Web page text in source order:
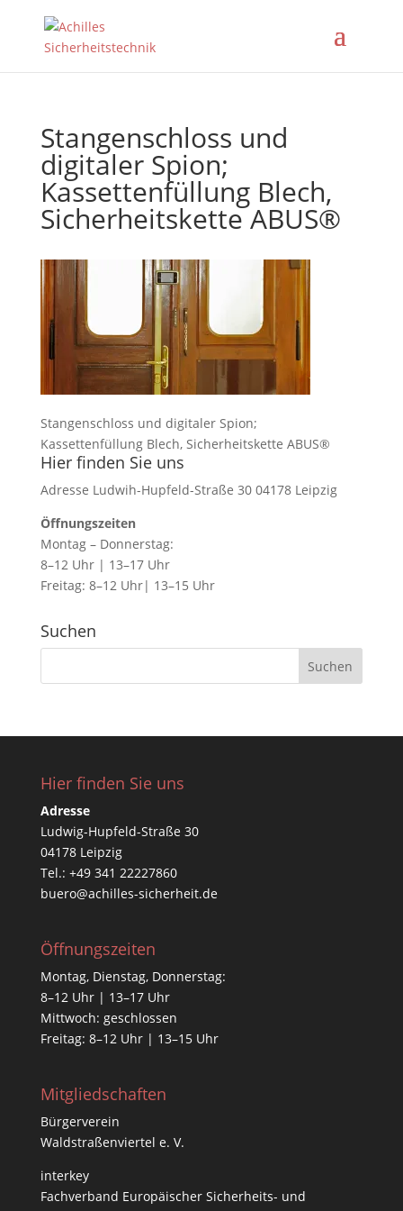
Stangenschloss und
digitaler Spion;
Kassettenfüllung Blech,
Sicherheitskette ABUS®
Stangenschloss und digitaler Spion;
Kassettenfüllung Blech, Sicherheitskette ABUS®
Hier finden Sie uns
Adresse Ludwih-Hupfeld-Straße 30 04178 Leipzig
Öffnungszeiten
Montag – Donnerstag:
8–12 Uhr | 13–17 Uhr
Freitag: 8–12 Uhr| 13–15 Uhr
Suchen
Hier finden Sie uns
Adresse
Ludwig-Hupfeld-Straße 30
04178 Leipzig
Tel.: +49 341 22227860
buero@achilles-sicherheit.de
Öffnungszeiten
Montag, Dienstag, Donnerstag:
8–12 Uhr | 13–17 Uhr
Mittwoch: geschlossen
Freitag: 8–12 Uhr | 13–15 Uhr
Mitgliedschaften
Bürgerverein
Waldstraßenviertel e. V.
interkey
Fachverband Europäischer Sicherheits- und